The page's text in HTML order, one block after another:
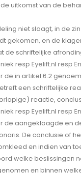
uitkomst van de
niet slaagt, in de
gekomen, en de
de schriftelijke
resp Eyelift.nl resp
de in artikel 6.2
een schriftelijke
reactie,
resp Eyelift.nl resp
de aangeklaagde en
De conclusie of
en indien van
welke beslissingen
en binnen